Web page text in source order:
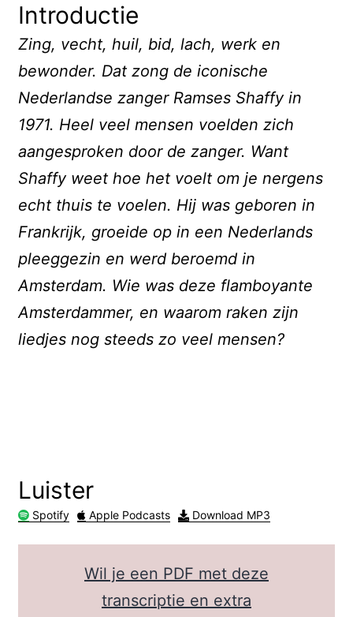
Introductie
Zing, vecht, huil, bid, lach, werk en
bewonder. Dat zong de iconische
Nederlandse zanger Ramses Shaffy in
1971. Heel veel mensen voelden zich
aangesproken door de zanger. Want
Shaffy weet hoe het voelt om je nergens
echt thuis te voelen. Hij was geboren in
Frankrijk, groeide op in een Nederlands
pleeggezin en werd beroemd in
Amsterdam. Wie was deze flamboyante
Amsterdammer, en waarom raken zijn
liedjes nog steeds zo veel mensen?
Luister
Spotify Apple Podcasts Download MP3
Wil je een PDF met deze
transcriptie en extra